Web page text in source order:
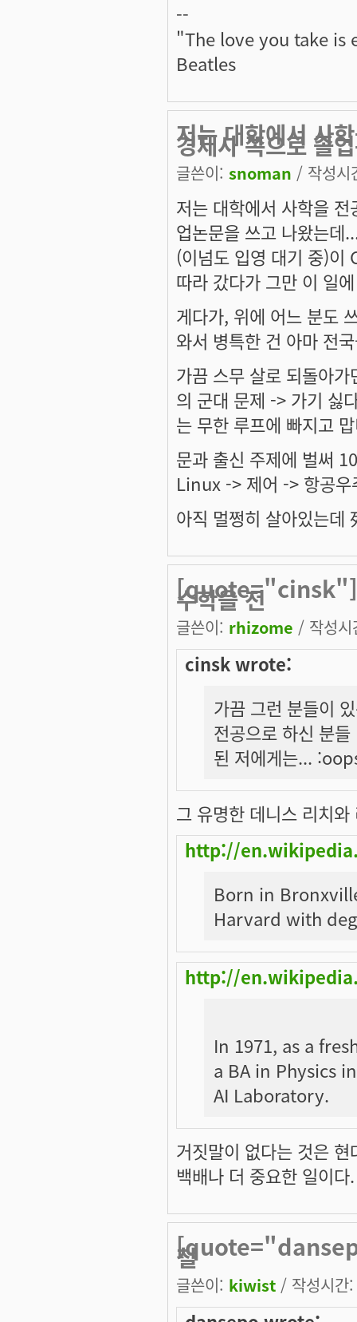
--
"The love you take is
Beatles
저는 대학에서 사
경제사 쪽으로 졸
글쓴이: snoman / 작성
저는 대학에서 사학을
업논문을 쓰고 나왔는데
(이넘도 입영 대기 중)이
따라 갔다가 그만 이 일
게다가, 위에 어느 분도
와서 병특한 건 아마 전
가끔 스무 살로 되돌아
의 군대 문제 -> 가기 싫
는 무한 루프에 빠지고
문과 출신 주제에 벌써
Linux -> 제어 -> 항공우
아직 멀쩡히 살아있는데
[quote="cinsk"]
수학을 전
글쓴이: rhizome / 작성
cinsk wrote:
가끔 그런 분들이
전공으로 하신 분
된 저에게는...
그 유명한 데니스 리치
http://
Born in
Harvard with
http://
In 1971, as a
a BA in Physics
AI Laboratory.
거짓말이 없다는 것은
백배나 더 중요한 일이다.
철
글쓴이: kiwist / 작성시